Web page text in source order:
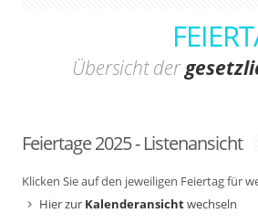
Übersicht der
Feiertage 2025 - Listenansicht
Klicken Sie auf den jeweiligen Feiertag für
Hier zur Kalenderansichtwechseln